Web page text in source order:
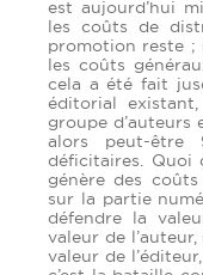
est aujourd’hui
les coûts de
promotion reste ;
les coûts
cela a été fait
éditorial
groupe d’auteurs
alors peut-
déficitaires. Quoi
génère des
sur la partie
défendre la
valeur de
valeur de